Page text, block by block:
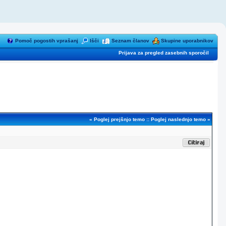
Pomoč pogostih vprašanj Išči Seznam članov Skupine uporabnikov
Prijava za pregled zasebnih sporočil
« Poglej prejšnjo temo :: Poglej naslednjo temo »